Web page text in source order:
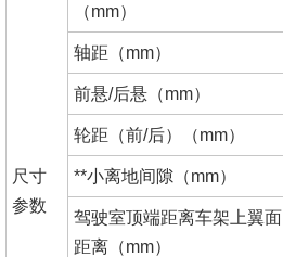
尺寸
参数
（mm）
轴距（mm）
前悬/后悬（mm）
轮距（前/后）（mm）
**小离地间隙（mm）
驾驶室顶端距离车架上翼面
距离（mm）